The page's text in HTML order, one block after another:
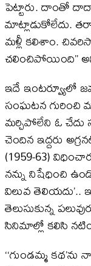
పెట్టారు. దాంతో
మాట్లాడుకోలేదు.
మళ్లీ కలిశాం.
చలించిపోయింది’’
ఇదే ఇంటర్వ్యూలో
సంఘటన గురించి
మర్చిపోలేని ఓ చేదు
చెందిన ఇద్దరు
(1959-63)
నన్ను నిషేధించి
విలువ తెలియదు’..
తెలుసుకున్న
సినిమాల్లో కలిసి
‘‘గుండమ్మ